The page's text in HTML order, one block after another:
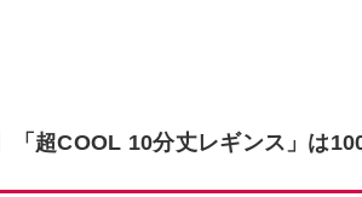
超COOL 10分丈レギンス」は